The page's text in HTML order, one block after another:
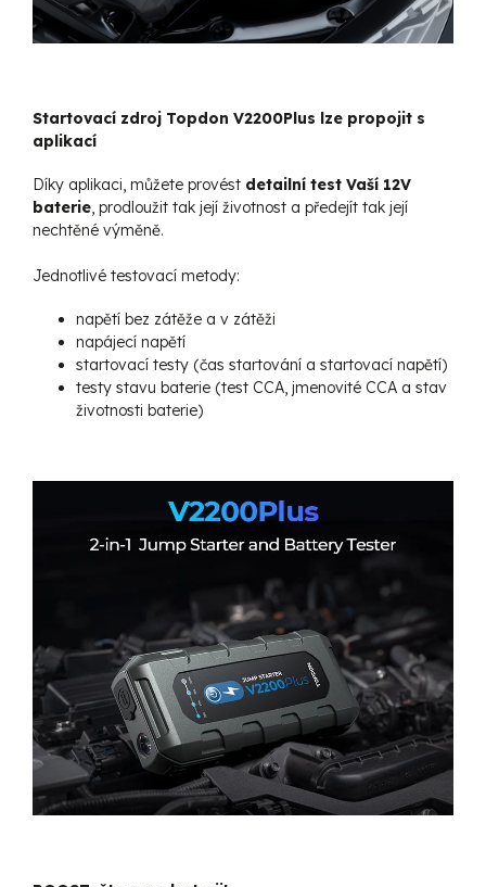
Startovací zdroj Topdon V2200Plus lze propojit s
aplikací
Díky aplikaci, můžete provést detailní test Vaší 12V
baterie, prodloužit tak její životnost a předejít tak její
nechtěné výměně.
Jednotlivé testovací metody:
napětí bez zátěže a v zátěži
napájecí napětí
startovací testy (čas startování a startovací napětí)
testy stavu baterie (test CCA, jmenovité CCA a stav
životnosti baterie)